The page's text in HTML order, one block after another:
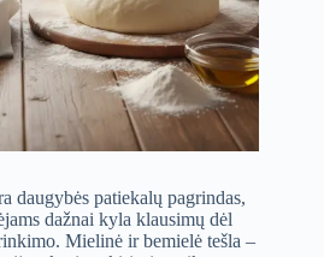
daugybės patiekalų pagrindas,
dažnai kyla klausimų dėl
Mielinė ir bemielė tešla –